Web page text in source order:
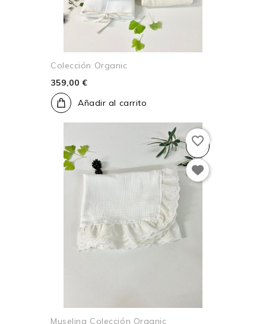
Colección Organic
359,00 €
Añadir al carrito
Muselina Colección Organic
favorite_border